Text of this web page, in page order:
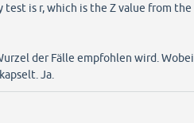
is r, which is the Z value from the
der Fälle empfohlen wird. Wobei
Ja.